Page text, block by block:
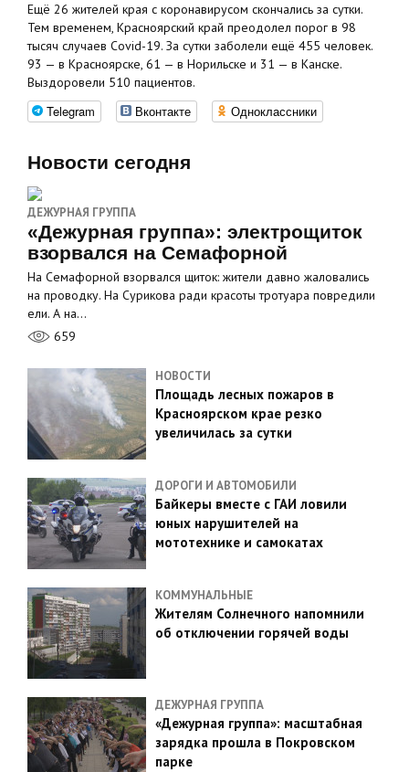
Ещё 26 жителей края с коронавирусом скончались за сутки.
Тем временем, Красноярский край преодолел порог в 98
тысяч случаев Covid-19. За сутки заболели ещё 455 человек.
93 — в Красноярске, 61 — в Норильске и 31 — в Канске.
Выздоровели 510 пациентов.
Telegram Вконтакте Одноклассники
Новости сегодня
ДЕЖУРНАЯ ГРУППА
«Дежурная группа»: электрощиток
взорвался на Семафорной
На Семафорной взорвался щиток: жители давно жаловались
на проводку. На Сурикова ради красоты тротуара повредили
ели. А на…
659
НОВОСТИ
Площадь лесных пожаров в
Красноярском крае резко
увеличилась за сутки
ДОРОГИ И АВТОМОБИЛИ
Байкеры вместе с ГАИ ловили
юных нарушителей на
мототехнике и самокатах
КОММУНАЛЬНЫЕ
Жителям Солнечного напомнили
об отключении горячей воды
ДЕЖУРНАЯ ГРУППА
«Дежурная группа»: масштабная
зарядка прошла в Покровском
парке